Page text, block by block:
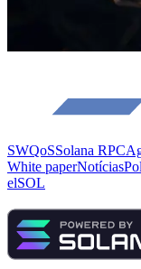
SWQoSSolana RPC
White paperNotícias
elSOL